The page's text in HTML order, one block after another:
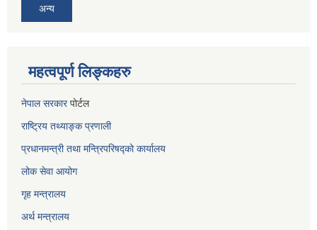
अन्य
महत्वपूर्ण लिङ्कहरु
नेपाल सरकारपोर्टल
राष्ट्रिय तथ्याङ्क प्रणाली
प्रधानमन्त्री तथा मन्त्रिपरिषद्को कार्यालय
लोक सेवाआयोग
गृह मन्त्रालय
अर्थ मन्त्रालय